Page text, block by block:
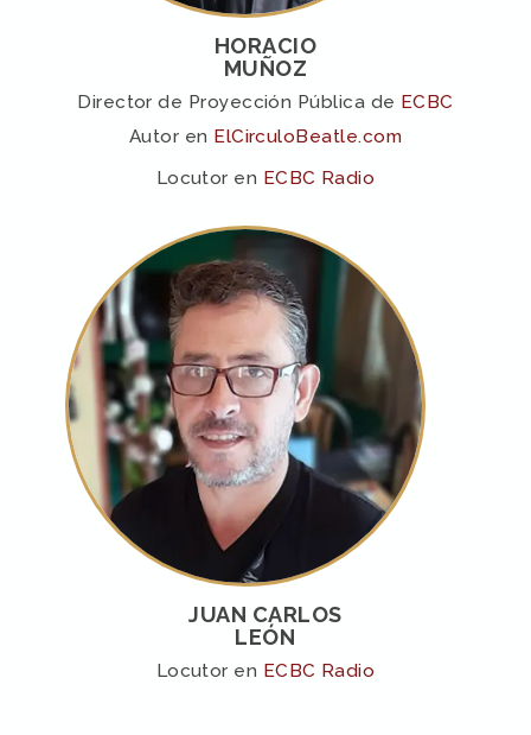
HORACIO
MUÑOZ
Director de Proyección Pública de ECBC
Autor en ElCirculoBeatle.com
Locutor en ECBC Radio
JUAN CARLOS
LEÓN
Locutor en ECBC Radio